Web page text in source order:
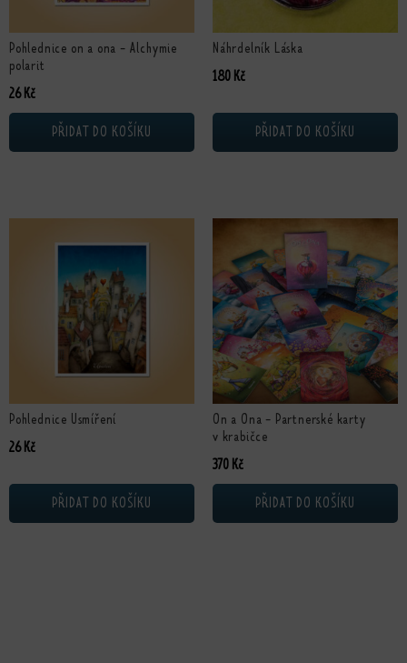
Pohlednice on a ona - Alchymie
polarit
26 Kč
PŘIDAT DO KOŠÍKU
Náhrdelník Láska
180 Kč
PŘIDAT DO KOŠÍKU
Pohlednice Usmíření
26 Kč
PŘIDAT DO KOŠÍKU
On a Ona - Partnerské karty
v krabičce
370 Kč
PŘIDAT DO KOŠÍKU